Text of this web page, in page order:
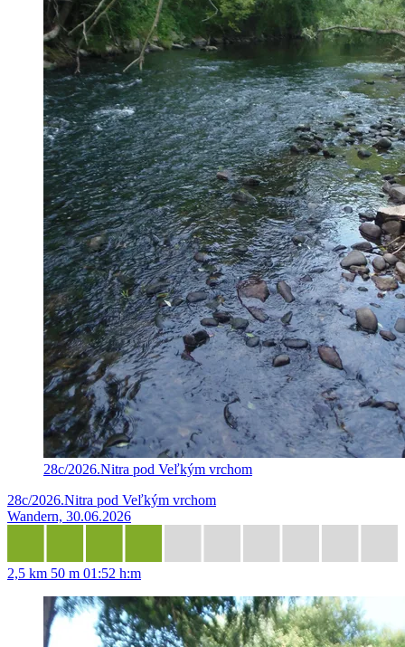
28c/2026.Nitra pod Veľkým vrchom
28c/2026.Nitra pod Veľkým vrchom
Wandern, 30.06.2026
2,5 km 50 m 01:52 h:m